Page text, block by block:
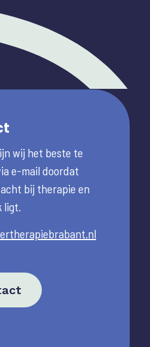
wij het beste te
e-mail doordat
bij therapie en